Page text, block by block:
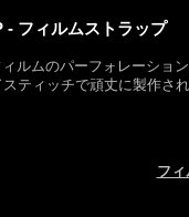
- フィルムストラップ
ルムのパーフォレーショ
ティッチで頑丈に製作さ
フ